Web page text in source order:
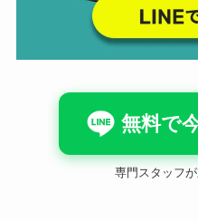
無料で
専門スタッフが